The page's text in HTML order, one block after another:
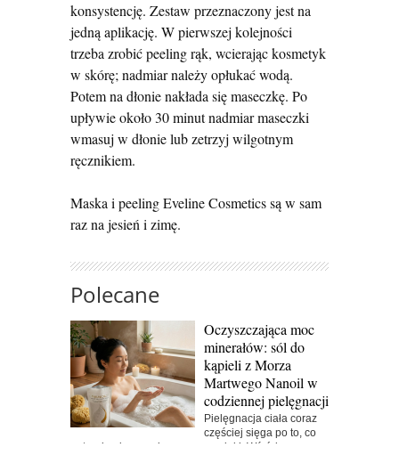
konsystencję. Zestaw przeznaczony jest na
jedną aplikację. W pierwszej kolejności
trzeba zrobić peeling rąk, wcierając kosmetyk
w skórę; nadmiar należy opłukać wodą.
Potem na dłonie nakłada się maseczkę. Po
upływie około 30 minut nadmiar maseczki
wmasuj w dłonie lub zetrzyj wilgotnym
ręcznikiem.
Maska i peeling Eveline Cosmetics są w sam
raz na jesień i zimę.
Polecane
Oczyszczająca moc
minerałów: sól do
kąpieli z Morza
Martwego Nanoil w
codziennej pielęgnacji
Pielęgnacja ciała coraz
częściej sięga po to, co
naturalne i sprawdzone przez wieki. Wśród